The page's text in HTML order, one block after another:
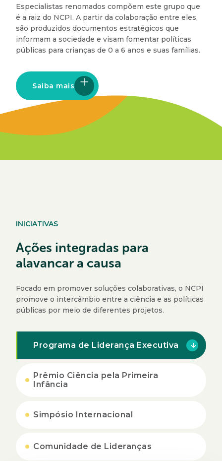
Especialistas renomados compõem este grupo que
é a raiz do NCPI. A partir da colaboração entre eles,
são produzidos documentos estratégicos que
informam a sociedade e visam fomentar políticas
públicas para crianças de 0 a 6 anos e suas famílias.
Saiba mais
INICIATIVAS
Ações integradas para
alavancar a causa
Focado em promover soluções colaborativas, o NCPI
promove o intercâmbio entre a ciência e as políticas
públicas por meio de diferentes projetos.
Programa de Liderança Executiva
Prêmio Ciência pela Primeira
Infância
Simpósio Internacional
Comunidade de Lideranças